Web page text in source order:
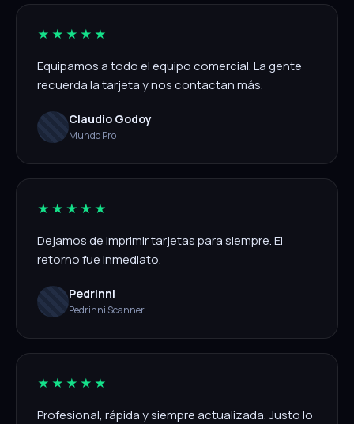
★★★★★
Equipamos a todo el equipo comercial. La gente
recuerda la tarjeta y nos contactan más.
Claudio Godoy
Mundo Pro
★★★★★
Dejamos de imprimir tarjetas para siempre. El
retorno fue inmediato.
Pedrinni
Pedrinni Scanner
★★★★★
Profesional, rápida y siempre actualizada. Justo lo